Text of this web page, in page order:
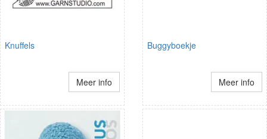
Knuffels
Meer info
Buggyboekje
Meer info